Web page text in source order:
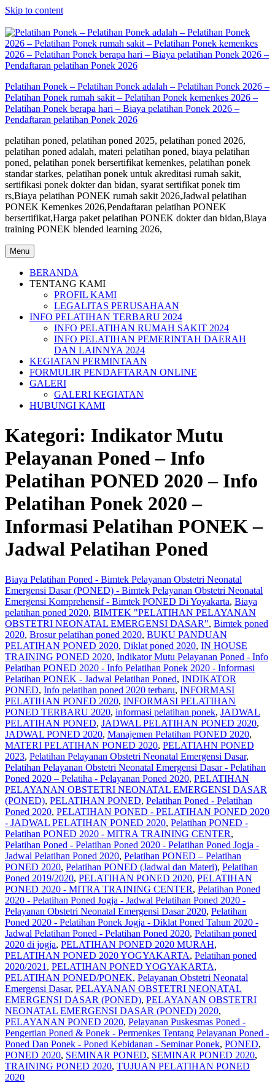
Skip to content
Pelatihan Ponek – Pelatihan Ponek adalah – Pelatihan Ponek 2026 –
Pelatihan Ponek rumah sakit – Pelatihan Ponek kemenkes 2026 –
Pelatihan Ponek berapa hari – Biaya pelatihan Ponek 2026 –
Pendaftaran pelatihan Ponek 2026
pelatihan poned, pelatihan poned 2025, pelatihan poned 2026,
pelatihan poned adalah, materi pelatihan poned, biaya pelatihan
poned, pelatihan ponek bersertifikat kemenkes, pelatihan ponek
standar starkes, pelatihan ponek untuk akreditasi rumah sakit,
sertifikasi ponek dokter dan bidan, syarat sertifikat ponek tim
rs,Biaya pelatihan PONEK rumah sakit 2026,Jadwal pelatihan
PONEK Kemenkes 2026,Pendaftaran pelatihan PONEK
bersertifikat,Harga paket pelatihan PONEK dokter dan bidan,Biaya
training PONEK blended learning 2026,
Menu
BERANDA
TENTANG KAMI
PROFIL KAMI
LEGALITAS PERUSAHAAN
INFO PELATIHAN TERBARU 2024
INFO PELATIHAN RUMAH SAKIT 2024
INFO PELATIHAN PEMERINTAH DAERAH
DAN LAINNYA 2024
KEGIATAN PERMINTAAN
FORMULIR PENDAFTARAN ONLINE
GALERI
GALERI KEGIATAN
HUBUNGI KAMI
Kategori: Indikator Mutu
Pelayanan Poned – Info
Pelatihan PONED 2020 – Info
Pelatihan Ponek 2020 –
Informasi Pelatihan PONEK –
Jadwal Pelatihan Poned
Biaya Pelatihan Poned - Bimtek Pelayanan Obstetri Neonatal
Emergensi Dasar (PONED) - Bimtek Pelayanan Obstetri Neonatal
Emergensi Komprehensif - Bimtek PONED Di Yoyakarta, Biaya
pelatihan poned 2020, BIMTEK "PELATIHAN PELAYANAN
OBSTETRI NEONATAL EMERGENSI DASAR", Bimtek poned
2020, Brosur pelatihan poned 2020, BUKU PANDUAN
PELATIHAN PONED 2020, Diklat poned 2020, IN HOUSE
TRAINING PONED 2020, Indikator Mutu Pelayanan Poned - Info
Pelatihan PONED 2020 - Info Pelatihan Ponek 2020 - Informasi
Pelatihan PONEK - Jadwal Pelatihan Poned, INDIKATOR
PONED, Info pelatihan poned 2020 terbaru, INFORMASI
PELATIHAN PONED 2020, INFORMASI PELATIHAN
PONED TERBARU 2020, informasi pelatihan ponek, JADWAL
PELATIHAN PONED, JADWAL PELATIHAN PONED 2020,
JADWAL PONED 2020, Manajemen Pelatihan PONED 2020,
MATERI PELATIHAN PONED 2020, PELATIAHN PONED
2023, Pelatihan Pelayanan Obstetri Neonatal Emergensi Dasar,
Pelatihan Pelayanan Obstetri Neonatal Emergensi Dasar - Pelatihan
Poned 2020 – Pelatiha - Pelayanan Poned 2020, PELATIHAN
PELAYANAN OBSTETRI NEONATAL EMERGENSI DASAR
(PONED), PELATIHAN PONED, Pelatihan Poned - Pelatihan
Poned 2020, PELATIHAN PONED - PELATIHAN PONED 2020
- JADWAL PELATIHAN PONED 2020, Pelatihan PONED -
Pelatihan PONED 2020 - MITRA TRAINING CENTER,
Pelatihan Poned - Pelatihan Poned 2020 - Pelatihan Poned Jogja -
Jadwal Pelatihan Poned 2020, Pelatihan PONED – Pelatihan
PONED 2020, Pelatihan PONED (Jadwal dan Materi), Pelatihan
Poned 2019/2020, PELATIHAN PONED 2020, PELATIHAN
PONED 2020 - MITRA TRAINING CENTER, Pelatihan Poned
2020 - Pelatihan Poned Jogja - Jadwal Pelatihan Poned 2020 -
Pelayanan Obstetri Neonatal Emergensi Dasar 2020, Pelatihan
Poned 2020 - Pelatihan Ponek Jogja - Diklat Poned Tahun 2020 -
Jadwal Pelatihan Poned - Pelatihan Poned 2020, Pelatihan poned
2020 di jogja, PELATIHAN PONED 2020 MURAH,
PELATIHAN PONED 2020 YOGYAKARTA, Pelatihan poned
2020/2021 , PELATIHAN PONED YOGYAKARTA,
PELATIHAN PONED/PONEK, Pelayanan Obstetri Neonatal
Emergensi Dasar, PELAYANAN OBSTETRI NEONATAL
EMERGENSI DASAR (PONED), PELAYANAN OBSTETRI
NEONATAL EMERGENSI DASAR (PONED) 2020,
PELAYANAN PONED 2020, Pelayanan Puskesmas Poned -
Pengertian Poned & Ponek - Permenkes Tentang Pelayanan Poned -
Poned Dan Ponek - Poned Kebidanan - Seminar Ponek, PONED,
PONED 2020, SEMINAR PONED, SEMINAR PONED 2020,
TRAINING PONED 2020, TUJUAN PELATIHAN PONED
2020